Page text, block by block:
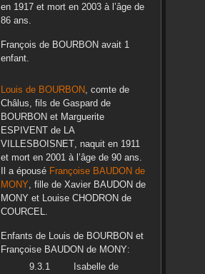
en 1917et mort en 2003à l’âge de
86 ans.
François de BOURBON avait 1
enfant.
Louis de BOURBON, comte de
Châlus, fils de Gaspard de
BOURBON et Marguerite
ESPIVENT de LA
VILLESBOISNET, naquit en 1911
et mort en 2001à l’âge de 90 ans.
Il a épousé FrançoiseBAUDON de
MONY, fille de XavierBAUDON de
MONY et LouiseCHODRON de
COURCEL.
Enfants de Louis de BOURBON et
FrançoiseBAUDON de MONY:
Isabellede